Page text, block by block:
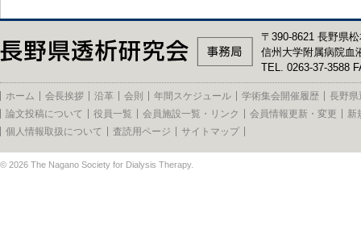
〒390-8621 長野県
信州大学附属病院血
TEL. 0263-37-3588
ホーム 会長挨拶 沿革 会則 年間スケジュール 学術集会開催履歴
長野県
論文投稿について
役員一覧 会員施設一覧・リンク 会員情報更新・変更
新
個人情報取扱について
査読用ページ サイトマップ
© 2026 The Nagano Society for Dialysis Therapy.